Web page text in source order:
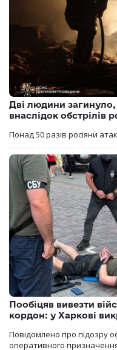
Дві людини
внаслідок обстрілів
Понад 50 разів росіяни
Пообіцяв вивезти
кордон: у Харкові
Повідомлено про підозру
оперативного призначення